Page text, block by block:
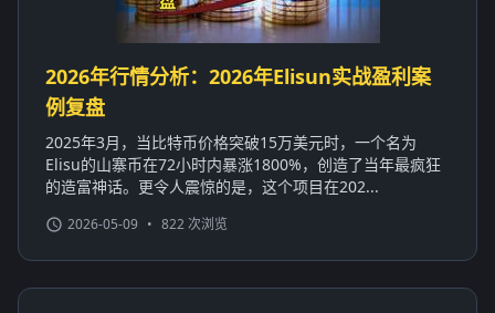
2026年行情分析：2026年Elisun实战盈利案
例复盘
2025年3月，当比特币价格突破15万美元时，一个名为
Elisu的山寨币在72小时内暴涨1800%，创造了当年最疯狂
的造富神话。更令人震惊的是，这个项目在202...
2026-05-09 • 822 次浏览